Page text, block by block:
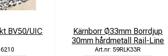
BV50/UIC
Kärnborr Ø33mm Borrdjup
30mm hårdmetall Rail-Line
59RLK33R